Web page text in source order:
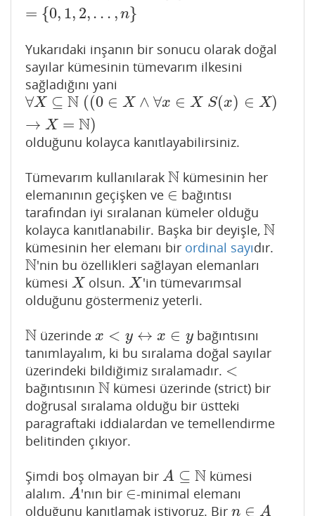
= {0, 1, 2,. . . , n}
Yukarıdaki inşanın bir sonucu olarak doğal
sayılar kümesinin tümevarım ilkesini
sağladığını yani
∀X ⊆ N ((0 ∈ X ∧ ∀x ∈ X S(x) ∈ X)
→ X = N)
∀X⊆ N ((0 ∈ X∧ ∀x ∈X S x)∈ X) →X =N)
olduğunu kolayca kanıtlayabilirsiniz.
Tümevarım kullanılarak N
N kümesinin her
elemanının geçişken ve ∈
∈ bağıntısı
tarafından iyi sıralanan kümeler olduğu
kolayca kanıtlanabilir. Başka bir deyişle, N
N
kümesinin her elemanı bir ordinal sayıdır.
N
N'nin bu özellikleri sağlayan elemanları
kümesi X
X olsun.X
X 'in tümevarımsal
olduğunu göstermeniz yeterli.
N
N üzerindex < y ↔ x ∈ y
x< y↔x ∈y
bağıntısını
tanımlayalım, ki bu sıralama doğal sayılar
üzerindeki bildiğimiz sıralamadır. <
<
bağıntısının N
N kümesi üzerinde (strict) bir
doğrusal sıralama olduğu bir üstteki
paragraftaki iddialardan ve temellendirme
belitinden çıkıyor.
Şimdi boş olmayan bir A ⊆ N
A⊆N
kümesi
alalım. A
A 'nın bir ∈
∈-minimal elemanı
olduğunu kanıtlamak istiyoruz. Bir n ∈ A
n∈A